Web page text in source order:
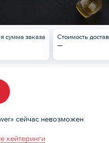
сумма заказа
Стоимость
—
сейчас невозможен
кейтеринги